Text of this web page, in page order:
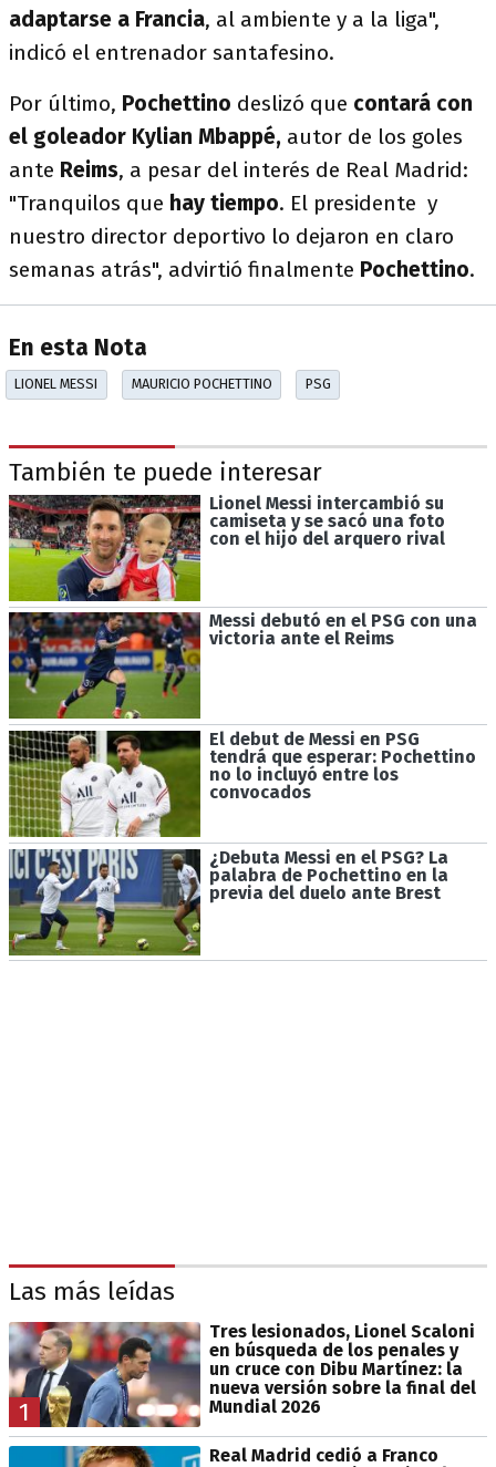
adaptarse a Francia, al ambiente y a la liga",
indicó el entrenador santafesino.
Por último, Pochettino deslizó que contará con
el goleador Kylian Mbappé, autor de los goles
ante Reims, a pesar del interés de Real Madrid:
"Tranquilos que hay tiempo. El presidente y
nuestro director deportivo lo dejaron en claro
semanas atrás", advirtió finalmente Pochettino.
En esta Nota
LIONEL MESSI MAURICIO POCHETTINO PSG
También te puede interesar
Lionel Messi intercambió su
camiseta y se sacó una foto
con el hijo del arquero rival
Messi debutó en el PSG con una
victoria ante el Reims
El debut de Messi en PSG
tendrá que esperar: Pochettino
no lo incluyó entre los
convocados
¿Debuta Messi en el PSG? La
palabra de Pochettino en la
previa del duelo ante Brest
Las más leídas
1
Tres lesionados, Lionel Scaloni
en búsqueda de los penales y
un cruce con Dibu Martínez: la
nueva versión sobre la final del
Mundial 2026
Real Madrid cedió a Franco